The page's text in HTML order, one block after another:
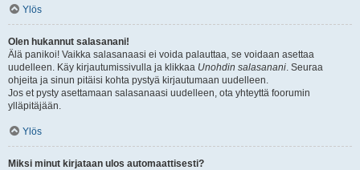
Ylös
Olen hukannut salasanani!
Älä panikoi! Vaikka salasanaasi ei voida palauttaa, se voidaan asettaa
uudelleen. Käy kirjautumissivulla ja klikkaa Unohdin salasanani. Seuraa
ohjeita ja sinun pitäisi kohta pystyä kirjautumaan uudelleen.
Jos et pysty asettamaan salasanaasi uudelleen, ota yhteyttä foorumin
ylläpitäjään.
Ylös
Miksi minut kirjataan ulos automaattisesti?